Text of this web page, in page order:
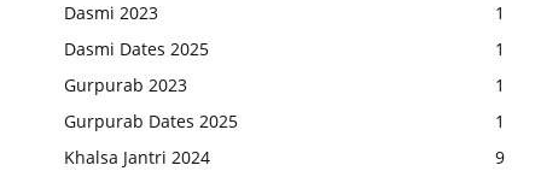
Dasmi 2023
1
Dasmi Dates 2025
1
Gurpurab 2023
1
Gurpurab Dates 2025
1
Khalsa Jantri 2024
9